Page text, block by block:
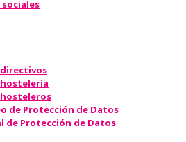
de Protección de Datos
de Protección de Datos